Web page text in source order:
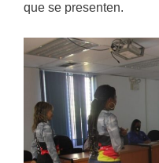
que se presenten.